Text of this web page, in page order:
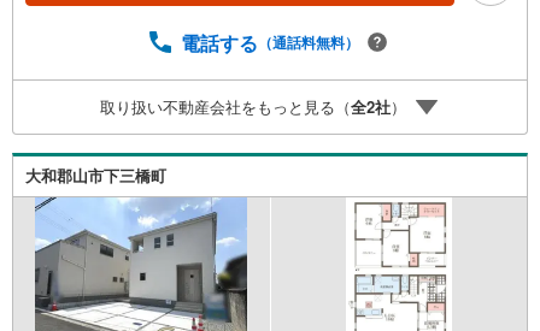
どにも対応できる売却専門チームあり！3.たくさんの銀行
能！4.物件のお引渡し後に必要になったお家のリフォーム
も弊社のリフォームプランナーがご提案！5.定期的にご連
絡を繋ぎ、有事の際に迅速にサポートいたします弊社は専
門家同士が連携をとっているため、より多くの知見がござ
います。
電話する （通話料無料）
取り扱い不動産会社をもっと見る（全2社）
大和郡山市下三橋町